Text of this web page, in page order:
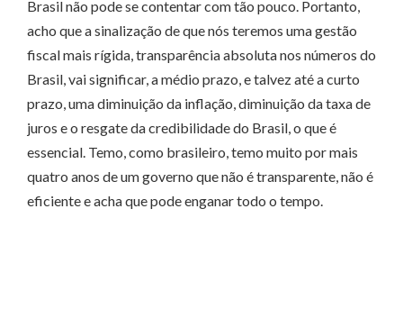
Brasil não pode se contentar com tão pouco. Portanto,
acho que a sinalização de que nós teremos uma gestão
fiscal mais rígida, transparência absoluta nos números do
Brasil, vai significar, a médio prazo, e talvez até a curto
prazo, uma diminuição da inflação, diminuição da taxa de
juros e o resgate da credibilidade do Brasil, o que é
essencial. Temo, como brasileiro, temo muito por mais
quatro anos de um governo que não é transparente, não é
eficiente e acha que pode enganar todo o tempo.